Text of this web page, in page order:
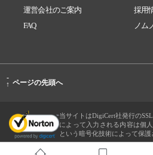
運営会社のご案内
採用
FAQ
ノム
-
↑ ページの先頭へ
当サイトはDigiCert社発行の
によって入力される内容は個
という暗号化技術によって保護